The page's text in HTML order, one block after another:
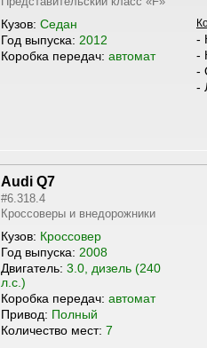
Кузов: Седан
Год выпуска: 2012
Коробка передач: автомат
-
-
-
-
Audi Q7
#6.318.4
Кроссоверы и внедорожники
Кузов: Кроссовер
Год выпуска: 2008
Двигатель: 3.0, дизель (240
л.с.)
Коробка передач: автомат
Привод: Полный
Количество мест: 7